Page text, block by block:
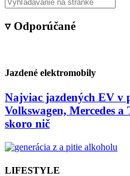
▿ Odporúčané
Jazdené elektromobily
Najviac jazdených EV v
Volkswagen, Mercedes
skoro nič
LIFESTYLE